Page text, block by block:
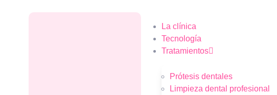
La clínica
Tecnología
Tratamientos
Prótesis dentales
Limpieza dental profesional